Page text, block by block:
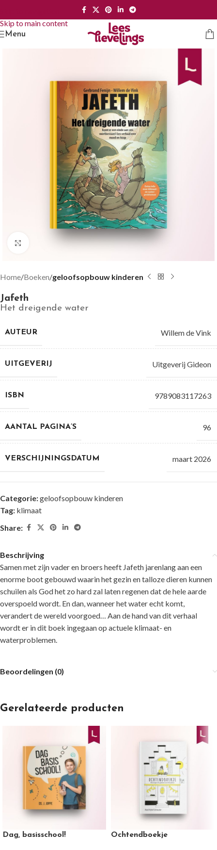
Skip to main content
Menu
Groter bekijken
Home Boeken geloofsopbouw kinderen
Jafeth
Het dreigende water
AUTEUR Willem de Vink
UITGEVERIJ Uitgeverij Gideon
ISBN 9789083117263
AANTAL PAGINA’S 96
VERSCHIJNINGSDATUM maart 2026
Categorie:geloofsopbouw kinderen
Tag: klimaat
Share:
Beschrijving
Samen met zijn vader en broers heeft Jafeth jarenlang aan een
enorme boot gebouwd waarin het gezin en talloze dieren kunnen
schuilen als God het zo hard zal laten regenen dat de hele aarde
overspoeld wordt. En dan, wanneer het water echt komt,
verandert de wereld voorgoed… Aan de hand van dit verhaal
wordt er in dit boek ingegaan op actuele klimaat- en
waterproblemen.
Beoordelingen (0)
Gerelateerde producten
Dag, basisschool! Ochtendboekje